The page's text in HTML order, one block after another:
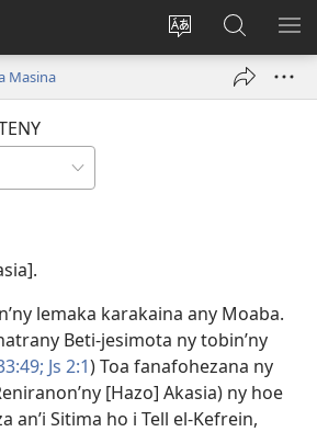
Hiova
Hiditra
(manokatra
ato
Amin’ny
Masina
lemaka karakaina any Moaba.
Beti-jesimota ny tobin’ny
Js 2:1) Toa fanafohezana ny
[Hazo] Akasia) ny hoe
an’i Sitima ho i Tell el-Kefrein,